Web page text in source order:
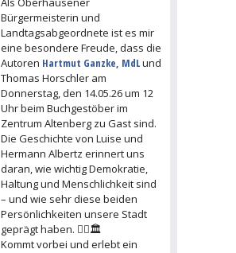
Bürgermeisterin und
Landtagsabgeordnete ist es mir
eine besondere Freude, dass die
Autoren Hartmut Ganzke, MdLund
Thomas Horschler am
Donnerstag, den 14.05.26 um 12
Uhr beim Buchgestöber im
Zentrum Altenberg zu Gast sind.
Die Geschichte von Luise und
Hermann Albertz erinnert uns
daran, wie wichtig Demokratie,
Haltung und Menschlichkeit sind
– und wie sehr diese beiden
Persönlichkeiten unsere Stadt
geprägt haben. ✊🏽🏛️
Kommt vorbei und erlebt ein